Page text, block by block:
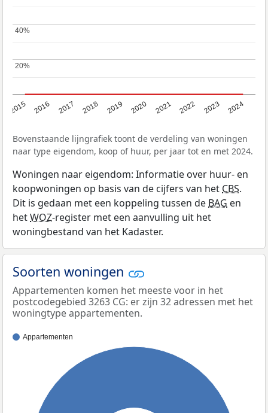
2015 2016 2017 2018 2019 2020 2021 2022 2023 2024
20%
20%
40%
40%
Bovenstaande lijngrafiek toont de verdeling van woningen
naar type eigendom, koop of huur, per jaar tot en met 2024.
Woningen naar eigendom: Informatie over huur- en
koopwoningen op basis van de cijfers van hetCBS.
Dit is gedaan met een koppeling tussen deBAG en
hetWOZ-register met een aanvulling uit het
woningbestand van het Kadaster.
Soorten woningen
Appartementen komen het meeste voor in het
postcodegebied 3263 CG: er zijn 32 adressen met het
woningtype appartementen.
Appartementen